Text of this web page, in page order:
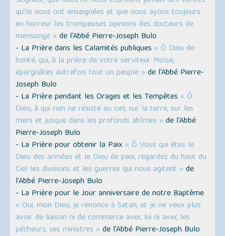
qu'ils nous ont enseignées et que nous ayons toujours
en horreur les trompeuses opinions des docteurs de
mensonge » de l'Abbé Pierre-Joseph Bulo
- La Prière dans les Calamités publiques « Ô Dieu de
bonté, qui, à la prière de votre serviteur Moïse,
épargnâtes autrefois tout un peuple » de l'Abbé Pierre-
Joseph Bulo
- La Prière pendant les Orages et les Tempêtes « Ô
Dieu, à qui rien ne résiste au ciel, sur la terre, sur les
mers et jusque dans les profonds abîmes » de l'Abbé
Pierre-Joseph Bulo
- La Prière pour obtenir la Paix « Ô Vous qui êtes le
Dieu des armées et le Dieu de paix, regardez du haut du
Ciel les divisions et les guerres qui nous agitent » de
l'Abbé Pierre-Joseph Bulo
- La Prière pour le Jour anniversaire de notre Baptême
« Oui, mon Dieu, je renonce à Satan, et je ne veux plus
avoir de liaison ni de commerce avec lui ni avec les
pécheurs, ses ministres » de l'Abbé Pierre-Joseph Bulo